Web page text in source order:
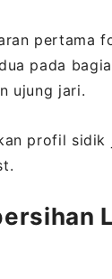
pertama
pada
ujung jari.
profil sidik